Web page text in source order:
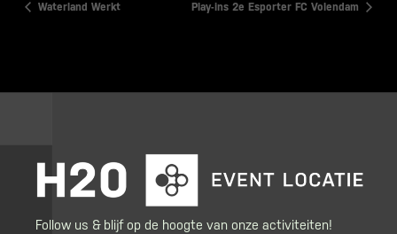
Waterland Werkt Play-ins 2e Esporter FC Volendam
Follow us & blijf op de hoogte van onze activiteiten!